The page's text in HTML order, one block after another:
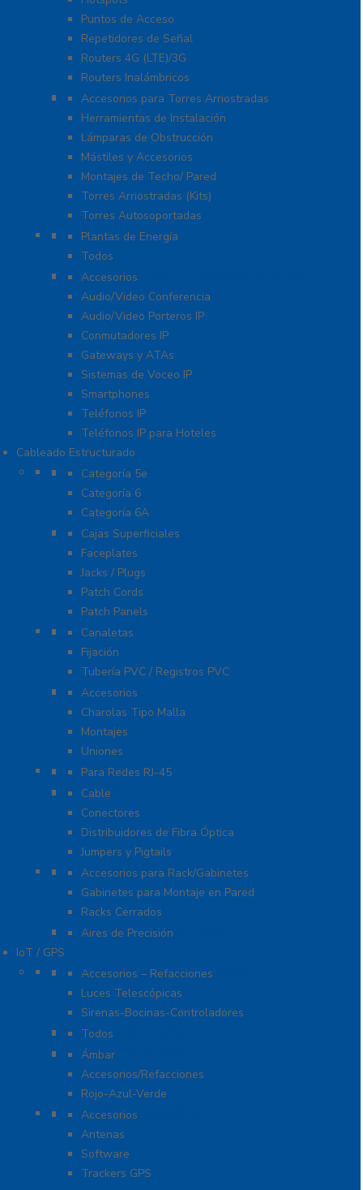
Puntos de Acceso
Repetidores de Señal
Routers 4G (LTE)/3G
Routers Inalámbricos
Torres y Mástiles
Accesorios para Torres Arriostradas
Herramientas de Instalación
Lámparas de Obstrucción
Mástiles y Accesorios
Montajes de Techo/ Pared
Torres Arriostradas (Kits)
Torres Autosoportadas
UPS / Respaldo
Plantas de Energía
Todos
VoIP – Telefonía IP – Videoconferencia
Accesorios
Audio/Video Conferencia
Audio/Video Porteros IP
Conmutadores IP
Gateways y ATAs
Sistemas de Voceo IP
Smartphones
Teléfonos IP
Teléfonos IP para Hoteles
Cableado Estructurado
Cable
Categoría 5e
Categoría 6
Categoría 6A
Cableado de Cobre
Cajas Superficiales
Faceplates
Jacks / Plugs
Patch Cords
Patch Panels
Canalización
Canaletas
Fijación
Tubería PVC / Registros PVC
Charola
Accesorios
Charolas Tipo Malla
Montajes
Uniones
Conectores
Para Redes RJ-45
Fibra Óptica
Cable
Conectores
Distribuidores de Fibra Óptica
Jumpers y Pigtails
Rack y Gabinetes
Accesorios para Rack/Gabinetes
Gabinetes para Montaje en Pared
Racks Cerrados
Sistemas de Enfriamiento
Aires de Precisión
IoT / GPS
Accesorios para Motocicleta
Accesorios – Refacciones
Luces Telescópicas
Sirenas-Bocinas-Controladores
Barras para Interior
Todos
Estrobos/Giratorias
Ámbar
Accesorios/Refacciones
Rojo-Azul-Verde
IoT, GPS y Telemática
Accesorios
Antenas
Software
Trackers GPS